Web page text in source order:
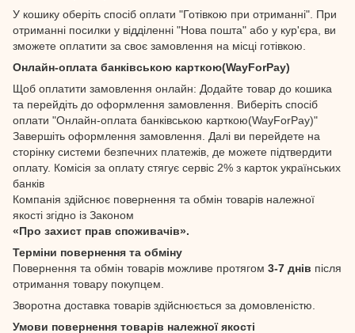
У кошику оберіть спосіб оплати "Готівкою при отриманні". При
отриманні посилки у відділенні "Нова пошта" або у кур'єра, ви
зможете оплатити за своє замовлення на місці готівкою.
Онлайн-оплата банківською карткою(WayForPay)
Щоб оплатити замовлення онлайн: Додайте товар до кошика
та перейдіть до оформлення замовлення. Виберіть спосіб
оплати "Онлайн-оплата банківською карткою(WayForPay)"
Завершіть оформлення замовлення. Далі ви перейдете на
сторінку системи безпечних платежів, де можете підтвердити
оплату. Комісія за оплату стягує сервіс 2% з карток українських
банків
Компанія здійснює повернення та обмін товарів належної
якості згідно із Законом
«Про захист прав споживачів».
Терміни повернення та обміну
Повернення та обмін товарів можливе протягом 3-7 днів після
отримання товару покупцем.
Зворотна доставка товарів здійснюється за домовленістю.
Умови повернення товарів належної якості